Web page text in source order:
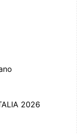
2026